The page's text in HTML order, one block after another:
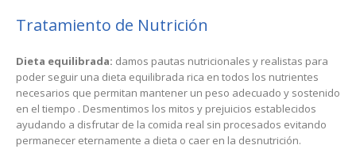
Tratamiento de Nutrición
Dieta equilibrada: damos pautas nutricionales y realistas para
poder seguir una dieta equilibrada rica en todos los nutrientes
necesarios que permitan mantener un peso adecuado y sostenido
en el tiempo . Desmentimos los mitos y prejuicios establecidos
ayudando a disfrutar de la comida real sin procesados evitando
permanecer eternamente a dieta o caer en la desnutrición.